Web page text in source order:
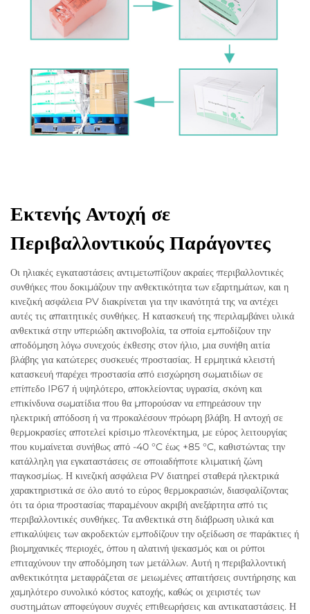
Εκτενής Αντοχή σε
Περιβαλλοντικούς Παράγοντες
Οι ηλιακές εγκαταστάσεις αντιμετωπίζουν ακραίες περιβαλλοντικές
συνθήκες που δοκιμάζουν την ανθεκτικότητα των εξαρτημάτων, και η
κινεζική ασφάλεια PV διακρίνεται για την ικανότητά της να αντέχει
αυτές τις απαιτητικές συνθήκες. Η κατασκευή της περιλαμβάνει υλικά
ανθεκτικά στην υπεριώδη ακτινοβολία, τα οποία εμποδίζουν την
αποδόμηση λόγω συνεχούς έκθεσης στον ήλιο, μια συνήθη αιτία
βλάβης για κατώτερες συσκευές προστασίας. Η ερμητικά κλειστή
κατασκευή παρέχει προστασία από εισχώρηση σωματιδίων σε
επίπεδο IP67 ή υψηλότερο, αποκλείοντας υγρασία, σκόνη και
επικίνδυνα σωματίδια που θα μπορούσαν να επηρεάσουν την
ηλεκτρική απόδοση ή να προκαλέσουν πρόωρη βλάβη. Η αντοχή σε
θερμοκρασίες αποτελεί κρίσιμο πλεονέκτημα, με εύρος λειτουργίας
που κυμαίνεται συνήθως από -40 °C έως +85 °C, καθιστώντας την
κατάλληλη για εγκαταστάσεις σε οποιαδήποτε κλιματική ζώνη
παγκοσμίως. Η κινεζική ασφάλεια PV διατηρεί σταθερά ηλεκτρικά
χαρακτηριστικά σε όλο αυτό το εύρος θερμοκρασιών, διασφαλίζοντας
ότι τα όρια προστασίας παραμένουν ακριβή ανεξάρτητα από τις
περιβαλλοντικές συνθήκες. Τα ανθεκτικά στη διάβρωση υλικά και
επικαλύψεις των ακροδεκτών εμποδίζουν την οξείδωση σε παράκτιες ή
βιομηχανικές περιοχές, όπου η αλατινή ψεκασμός και οι ρύποι
επιταχύνουν την αποδόμηση των μετάλλων. Αυτή η περιβαλλοντική
ανθεκτικότητα μεταφράζεται σε μειωμένες απαιτήσεις συντήρησης και
χαμηλότερο συνολικό κόστος κατοχής, καθώς οι χειριστές των
συστημάτων αποφεύγουν συχνές επιθεωρήσεις και αντικαταστάσεις. Η